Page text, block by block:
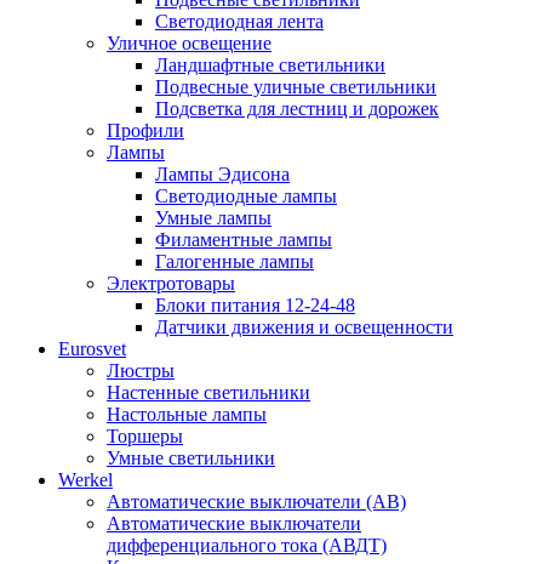
Светодиодная лента
Уличное освещение
Ландшафтные светильники
Подвесные уличные светильники
Подсветка для лестниц и дорожек
Профили
Лампы
Лампы Эдисона
Светодиодные лампы
Умные лампы
Филаментные лампы
Галогенные лампы
Электротовары
Блоки питания 12-24-48
Датчики движения и освещенности
Eurosvet
Люстры
Настенные светильники
Настольные лампы
Торшеры
Умные светильники
Werkel
Автоматические выключатели (АВ)
Автоматические выключатели
дифференциального тока (АВДТ)